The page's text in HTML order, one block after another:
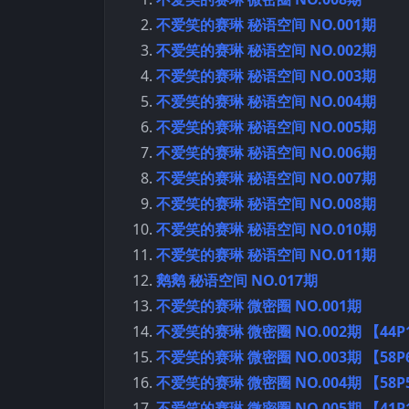
不爱笑的赛琳 秘语空间 NO.001期
不爱笑的赛琳 秘语空间 NO.002期
不爱笑的赛琳 秘语空间 NO.003期
不爱笑的赛琳 秘语空间 NO.004期
不爱笑的赛琳 秘语空间 NO.005期
不爱笑的赛琳 秘语空间 NO.006期
不爱笑的赛琳 秘语空间 NO.007期
不爱笑的赛琳 秘语空间 NO.008期
不爱笑的赛琳 秘语空间 NO.010期
不爱笑的赛琳 秘语空间 NO.011期
鹅鹅 秘语空间 NO.017期
不爱笑的赛琳 微密圈 NO.001期
不爱笑的赛琳 微密圈 NO.002期 【
不爱笑的赛琳 微密圈 NO.003期 【
不爱笑的赛琳 微密圈 NO.004期 【